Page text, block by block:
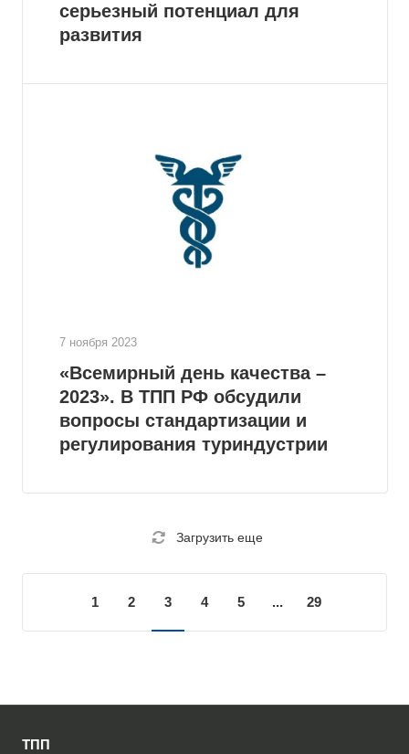
серьезный потенциал для
развития
7 ноября 2023
«Всемирный день качества –
2023». В ТПП РФ обсудили
вопросы стандартизации и
регулирования туриндустрии
Загрузить еще
1 2 3 4 5 ... 29
ТПП